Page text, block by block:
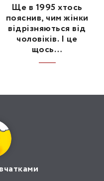
Ще в 1995 хтось
пояснив, чим жінки
відрізняються від
чоловіків. І це
щось…